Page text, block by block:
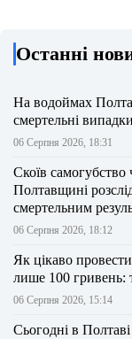
Останні
На водоймах
смертельні випадки
06 Серпня 2026, 18:31
Скоїв самогубство
Полтавщині
смертельним
06 Серпня 2026, 18:12
Як цікаво
лише 100 гривень:
06 Серпня 2026, 15:14
Сьогодні в